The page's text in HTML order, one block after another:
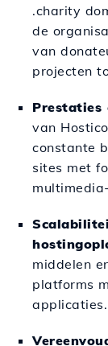
.charity
de
van
projecten
van
constante
sites met
middelen
platforms
applicaties.